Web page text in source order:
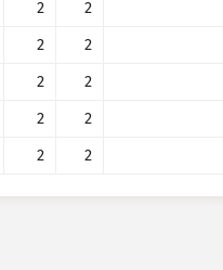
2
2
2
2
2
2
2
2
2
2